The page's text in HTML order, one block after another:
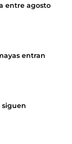
entre agosto
entran
siguen